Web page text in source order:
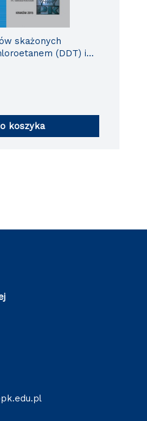
skażonych
(DDT) i
koszyka